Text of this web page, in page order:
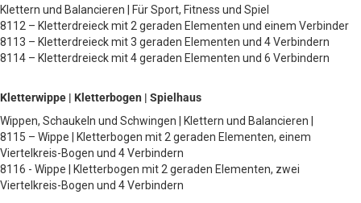
Klettern und Balancieren | Für Sport, Fitness und Spiel
8112 – Kletterdreieck mit 2 geraden Elementen und einem Verbinder
8113 – Kletterdreieck mit 3 geraden Elementen und 4 Verbindern
8114 – Kletterdreieck mit 4 geraden Elementen und 6 Verbindern
Kletterwippe | Kletterbogen | Spielhaus
Wippen, Schaukeln und Schwingen | Klettern und Balancieren |
8115 – Wippe | Kletterbogen mit 2 geraden Elementen, einem
Viertelkreis-Bogen und 4 Verbindern
8116 - Wippe | Kletterbogen mit 2 geraden Elementen, zwei
Viertelkreis-Bogen und 4 Verbindern